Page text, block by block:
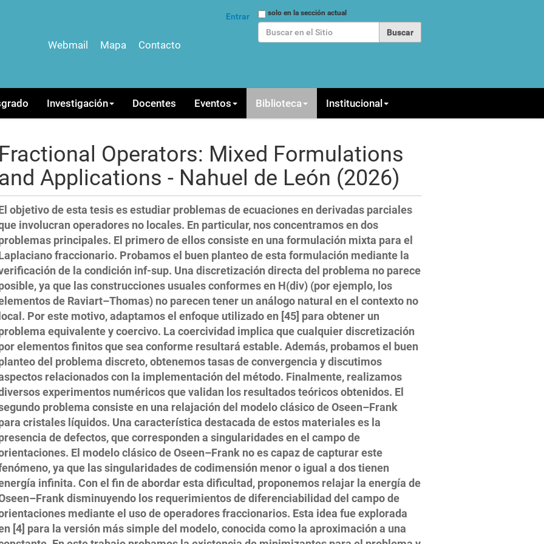
Buscarsolo en la sección actual
Entrar
Webmail Mapa Contacto
Investigación Docentes Eventos Biblioteca Institucional
Fractional Operators: Mixed Formulations
and Applications - Nahuel de León (2026)
objetivo de esta tesis es estudiar problemas de ecuaciones en derivadas parciales
involucran operadores no locales. En particular, nos concentramos en dos
principales. El primero de ellos consiste en una formulación mixta para el
fraccionario. Probamos el buen planteo de esta formulación mediante la
de la condición inf-sup. Una discretización directa del problema no parece
ya que las construcciones usuales conformes en H(div) (por ejemplo, los
de Raviart–Thomas) no parecen tener un análogo natural en el contexto no
local. Por este motivo, adaptamos el enfoque utilizado en [45] para obtener un
equivalente y coercivo. La coercividad implica que cualquier discretización
elementos finitos que sea conforme resultará estable. Además, probamos el buen
del problema discreto, obtenemos tasas de convergencia y discutimos
relacionados con la implementación del método. Finalmente, realizamos
experimentos numéricos que validan los resultados teóricos obtenidos. El
problema consiste en una relajación del modelo clásico de Oseen–Frank
cristales líquidos. Una característica destacada de estos materiales es la
de defectos, que corresponden a singularidades en el campo de
El modelo clásico de Oseen–Frank no es capaz de capturar este
ya que las singularidades de codimensión menor o igual a dos tienen
infinita. Con el fin de abordar esta dificultad, proponemos relajar la energía de
disminuyendo los requerimientos de diferenciabilidad del campo de
mediante el uso de operadores fraccionarios. Esta idea fue explorada
[4] para la versión más simple del modelo, conocida como la aproximación a una